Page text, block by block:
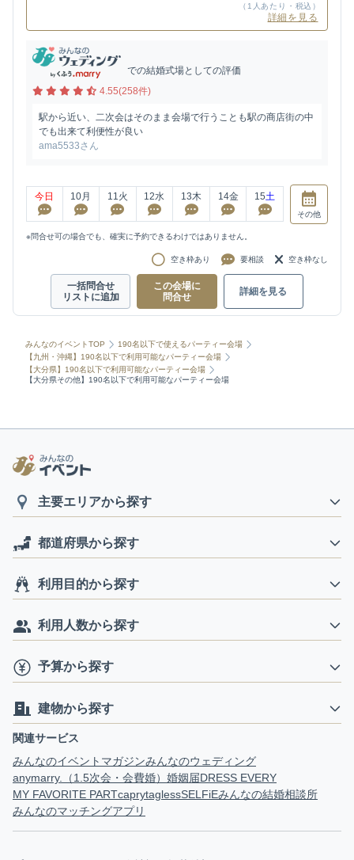
（1人あたり・税込）
詳細を見る
での結婚式場としての評価
4.55(258件)
駅から近い、二次会はそのまま会場で行うことも駅の商店街の中
でも出来て利便性が良い
ama5533さん
今日 10月 11火 12水 13木 14金 15土
その他
※問合せ可の場合でも、確実に予約できるわけではありません。
空き枠あり 要相談 空き枠なし
一括問合せ
リストに追加
この会場に
問合せ
詳細を見る
みんなのイベントTOP
190名以下で使えるパーティー会場
【九州・沖縄】190名以下で利用可能なパーティー会場
【大分県】190名以下で利用可能なパーティー会場
【大分県その他】190名以下で利用可能なパーティー会場
主要エリアから探す
都道府県から探す
利用目的から探す
利用人数から探す
予算から探す
建物から探す
関連サービス
みんなのイベントマガジンみんなのウェディング
anymarry.（1.5次会・会費婚） 婚姻届DRESS EVERY
MY FAVORITE PARTcaprytaglessSELFiEみんなの結婚相談所
みんなのマッチングアプリ